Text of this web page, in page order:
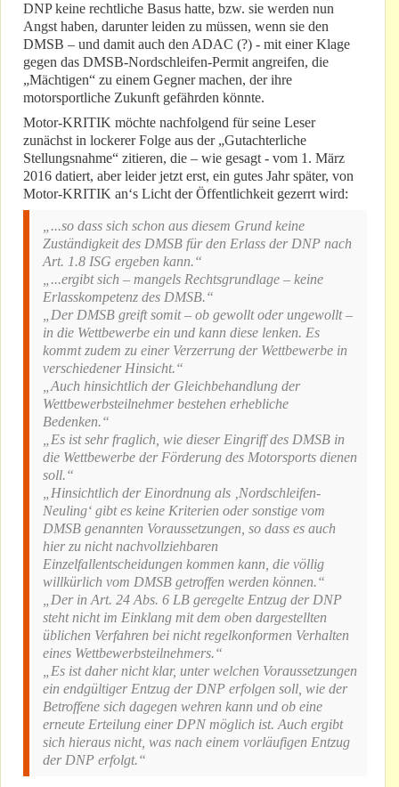
DNP keine rechtliche Basus hatte, bzw. sie werden nun
Angst haben, darunter leiden zu müssen, wenn sie den
DMSB – und damit auch den ADAC (?) - mit einer Klage
gegen das DMSB-Nordschleifen-Permit angreifen, die
„Mächtigen“ zu einem Gegner machen, der ihre
motorsportliche Zukunft gefährden könnte.
Motor-KRITIK möchte nachfolgend für seine Leser
zunächst in lockerer Folge aus der „Gutachterliche
Stellungsnahme“ zitieren, die – wie gesagt - vom 1. März
2016 datiert, aber leider jetzt erst, ein gutes Jahr später, von
Motor-KRITIK an‘s Licht der Öffentlichkeit gezerrt wird:
„...so dass sich schon aus diesem Grund keine
Zuständigkeit des DMSB für den Erlass der DNP nach
Art. 1.8 ISG ergeben kann.“
„...ergibt sich – mangels Rechtsgrundlage – keine
Erlasskompetenz des DMSB.“
„Der DMSB greift somit – ob gewollt oder ungewollt –
in die Wettbewerbe ein und kann diese lenken. Es
kommt zudem zu einer Verzerrung der Wettbewerbe in
verschiedener Hinsicht.“
„Auch hinsichtlich der Gleichbehandlung der
Wettbewerbsteilnehmer bestehen erhebliche
Bedenken.“
„Es ist sehr fraglich, wie dieser Eingriff des DMSB in
die Wettbewerbe der Förderung des Motorsports dienen
soll.“
„Hinsichtlich der Einordnung als ‚Nordschleifen-
Neuling‘ gibt es keine Kriterien oder sonstige vom
DMSB genannten Voraussetzungen, so dass es auch
hier zu nicht nachvollziehbaren
Einzelfallentscheidungen kommen kann, die völlig
willkürlich vom DMSB getroffen werden können.“
„Der in Art. 24 Abs. 6 LB geregelte Entzug der DNP
steht nicht im Einklang mit dem oben dargestellten
üblichen Verfahren bei nicht regelkonformen Verhalten
eines Wettbewerbsteilnehmers.“
„Es ist daher nicht klar, unter welchen Voraussetzungen
ein endgültiger Entzug der DNP erfolgen soll, wie der
Betroffene sich dagegen wehren kann und ob eine
erneute Erteilung einer DPN möglich ist. Auch ergibt
sich hieraus nicht, was nach einem vorläufigen Entzug
der DNP erfolgt.“